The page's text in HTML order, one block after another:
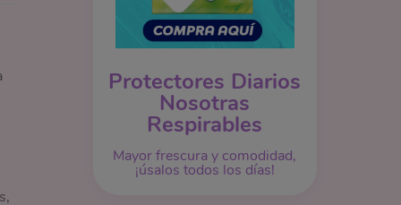
Protectores Diarios
Nosotras
Respirables
Mayor frescura y comodidad,
¡úsalos todos los días!